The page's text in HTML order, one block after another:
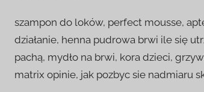
szampon do loków, perfect mousse,
działanie, henna pudrowa brwi ile się
pachą, mydło na brwi, kora dzieci,
matrix opinie, jak pozbyc sie nadmiaru